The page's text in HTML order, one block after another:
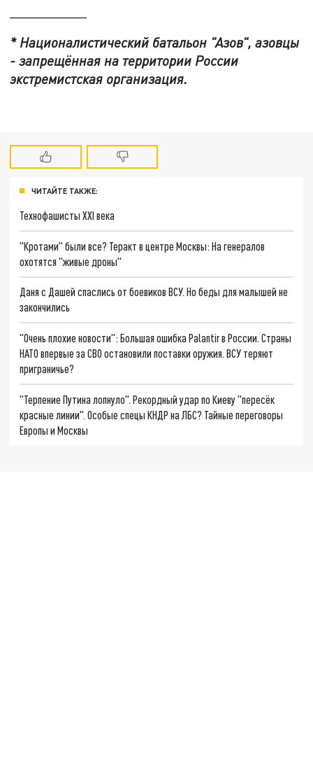
* Националистический батальон "Азов", азовцы
- запрещённая на территории России
экстремистская организация.
ЧИТАЙТЕ ТАКЖЕ:
Технофашисты XXI века
"Кротами" были все? Теракт в центре Москвы: На генералов
охотятся "живые дроны"
Даня с Дашей спаслись от боевиков ВСУ. Но беды для малышей не
закончились
"Очень плохие новости": Большая ошибка Palantir в России. Страны
НАТО впервые за СВО остановили поставки оружия. ВСУ теряют
приграничье?
"Терпение Путина лопнуло". Рекордный удар по Киеву "пересёк
красные линии". Особые спецы КНДР на ЛБС? Тайные переговоры
Европы и Москвы